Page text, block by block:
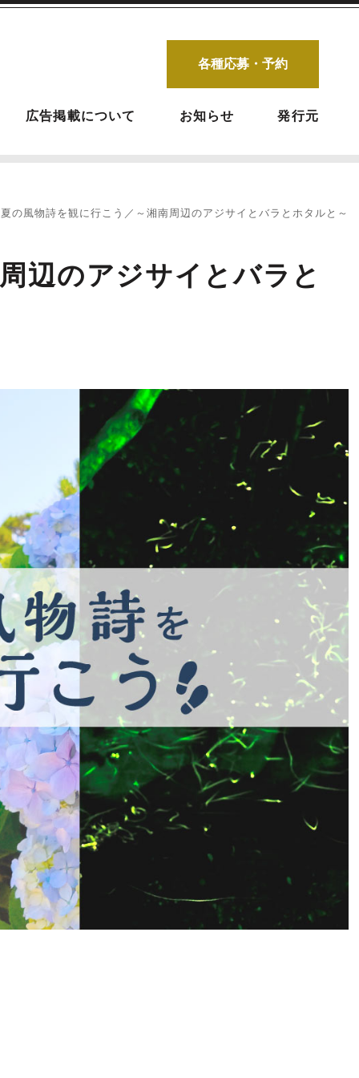
各種応募・予約
広告掲載について お知らせ 発行元
の風物詩を観に行こう／～湘南周辺のアジサイとバラとホタルと～
辺のアジサイとバラと